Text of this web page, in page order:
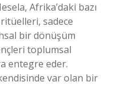
Afrika’daki bazı
sadece
bir dönüşüm
toplumsal
entegre eder.
var olan bir